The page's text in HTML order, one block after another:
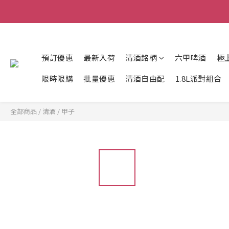
預訂優惠 最新入荷 清酒銘柄 六甲啤酒
極
限時限購
批量優惠 清酒自由配 1.8L派對組合
全部商品 / 清酒 / 甲子